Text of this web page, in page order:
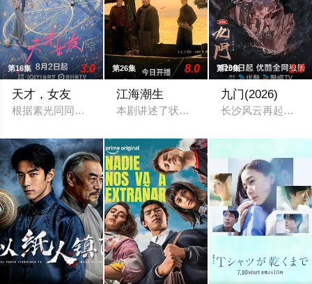
第16集 3.0
天才，女友
根据素光同同名小说改编。江逾白长大以后，林知夏忽然对他说
第26集 8.0
江海潮生
本剧讲述了状元实业家张謇创办大生企业
第20集 2.0
九门(2026)
长沙风云再起之时